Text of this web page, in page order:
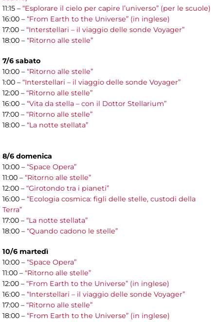
11:15 – “Esplorare il cielo per capire l’universo” (per le scuole)
16:00 – “From Earth to the Universe” (in inglese)
17:00 – “Interstellari – il viaggio delle sonde Voyager”
18:00 – “Ritorno alle stelle”
7/6 sabato
10:00 – “Ritorno alle stelle”
1:00 – “Interstellari – il viaggio delle sonde Voyager”
12:00 – “Ritorno alle stelle”
16:00 – “Vita da stella – con il Dottor Stellarium”
17:00 – “Ritorno alle stelle”
18:00 – “La notte stellata”
8/6 domenica
10:00 – “Space Opera”
11:00 – “Ritorno alle stelle”
12:00 – “Girotondo tra i pianeti”
16:00 – “Ecologia cosmica: figli delle stelle, custodi della
Terra”
17:00 – “La notte stellata”
18:00 – “Quando cadono le stelle”
10/6 martedì
10:00 – “Space Opera”
11:00 – “Ritorno alle stelle”
12:00 – “From Earth to the Universe” (in inglese)
16:00 – “Interstellari – il viaggio delle sonde Voyager”
17:00 – “Ritorno alle stelle”
18:00 – “From Earth to the Universe” (in inglese)